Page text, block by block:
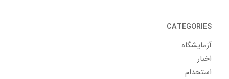
CATEGORIES
آزمایشگاه
اخبار
استخدام